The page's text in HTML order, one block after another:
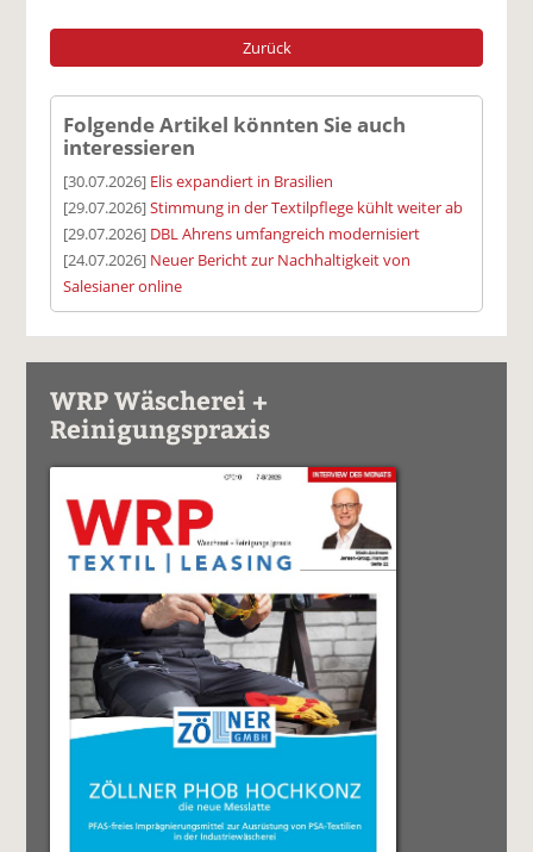
Zurück
Folgende Artikel könnten Sie auch
interessieren
[30.07.2026] Elis expandiert in Brasilien
[29.07.2026]Stimmung in der Textilpflege kühlt weiter ab
[29.07.2026] DBL Ahrens umfangreich modernisiert
[24.07.2026] Neuer Bericht zur Nachhaltigkeit von
Salesianer online
WRP Wäscherei +
Reinigungspraxis